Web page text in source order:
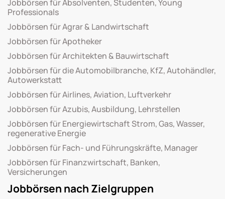
Jobbörsen für Absolventen, Studenten, Young
Professionals
Jobbörsen für Agrar & Landwirtschaft
Jobbörsen für Apotheker
Jobbörsen für Architekten & Bauwirtschaft
Jobbörsen für die Automobilbranche, KfZ, Autohändler,
Autowerkstatt
Jobbörsen für Airlines, Aviation, Luftverkehr
Jobbörsen für Azubis, Ausbildung, Lehrstellen
Jobbörsen für Energiewirtschaft Strom, Gas, Wasser,
regenerative Energie
Jobbörsen für Fach- und Führungskräfte, Manager
Jobbörsen für Finanzwirtschaft, Banken,
Versicherungen
Jobbörsen nach Zielgruppen